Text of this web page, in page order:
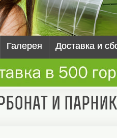
Галерея Доставка и
и